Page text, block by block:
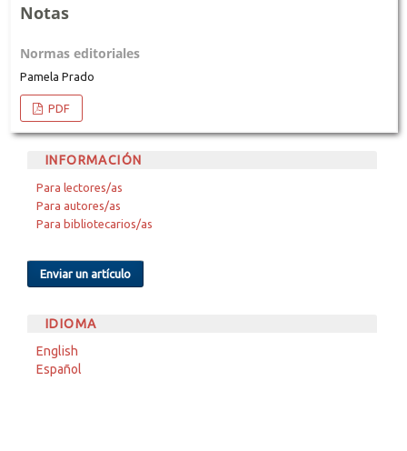
Notas
Normas editoriales
Pamela Prado
PDF
INFORMACIÓN
Para lectores/as
Para autores/as
Para bibliotecarios/as
Enviar un artículo
IDIOMA
English
Español